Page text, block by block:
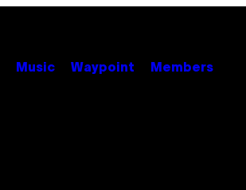
Music Waypoint Members